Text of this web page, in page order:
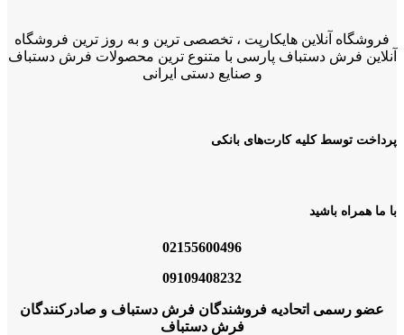
فروشگاه آنلاین هایکارپت ، تخصصی ترین و به روز ترین فروشگاه
آنلاین فرش دستباف پارسی با متنوع ترین محصولات فرش دستباف
و صنایع دستی ایرانی
پرداخت توسط کلیه کارت‌های بانکی
با ما همراه باشید
02155600496
09109408232
عضو رسمی اتحادیه فروشندگان فرش دستباف و صادرکنندگان
فرش دستباف